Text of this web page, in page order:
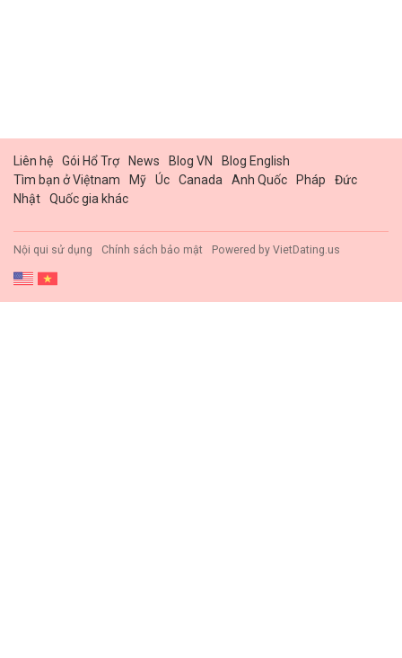
Liên hệ Gói Hổ Trợ News Blog VN
Blog English
Tìm bạn ở Việtnam
Mỹ Úc Canada Anh Quốc Pháp
Đức
Nhật
Quốc gia khác
Nội qui sử dụng Chính sách bảo mật Powered by VietDating.us